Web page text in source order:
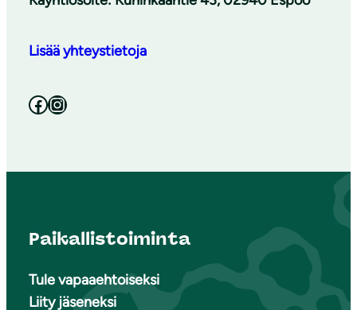
Lisää yhteystietoja
Facebook Instagram
Paikallistoiminta
Tule vapaaehtoiseksi
Liity jäseneksi